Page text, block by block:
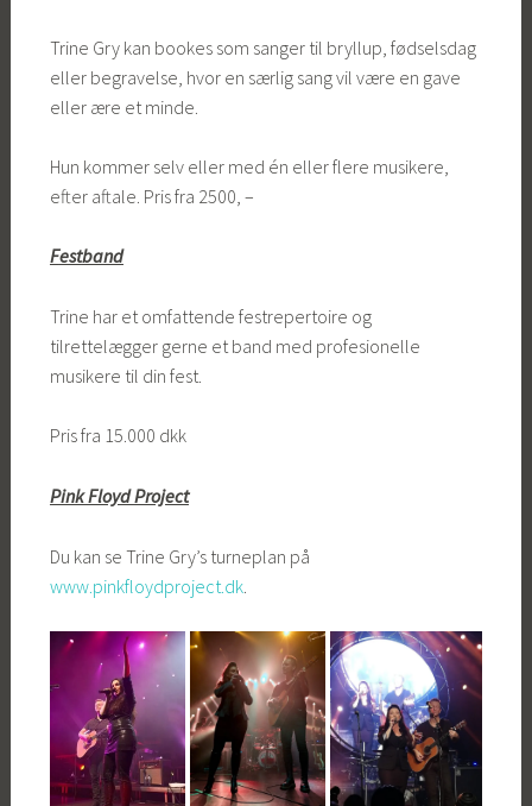
Trine Gry kan bookes som sanger til bryllup, fødselsdag
eller begravelse, hvor en særlig sang vil være en gave
eller ære et minde.
Hun kommer selv eller med én eller flere musikere,
efter aftale. Pris fra 2500, –
Festband
Trine har et omfattende festrepertoire og
tilrettelægger gerne et band med profesionelle
musikere til din fest.
Pris fra 15.000 dkk
Pink Floyd Project
Du kan se Trine Gry’s turneplan på
www.pinkfloydproject.dk.